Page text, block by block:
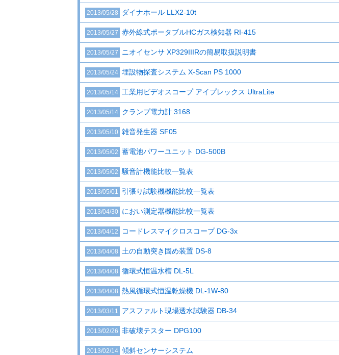
2013/05/28 ダイナホール LLX2-10t
2013/05/27 赤外線式ポータブルHCガス検知器 RI-415
2013/05/27 ニオイセンサ XP329IIIRの簡易取扱説明書
2013/05/24 埋設物探査システム X-Scan PS 1000
2013/05/14 工業用ビデオスコープ アイプレックス UltraLite
2013/05/14 クランプ電力計 3168
2013/05/10 雑音発生器 SF05
2013/05/02 蓄電池パワーユニット DG-500B
2013/05/02 騒音計機能比較一覧表
2013/05/01 引張り試験機機能比較一覧表
2013/04/30 におい測定器機能比較一覧表
2013/04/12 コードレスマイクロスコープ DG-3x
2013/04/08 土の自動突き固め装置 DS-8
2013/04/08 循環式恒温水槽 DL-5L
2013/04/08 熱風循環式恒温乾燥機 DL-1W-80
2013/03/11 アスファルト現場透水試験器 DB-34
2013/02/26 非破壊テスター DPG100
2013/02/14 傾斜センサーシステム